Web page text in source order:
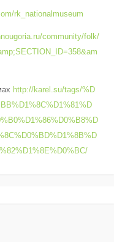
rk_nationalmuseum
community/folk/
http://karel.su/tags/%D